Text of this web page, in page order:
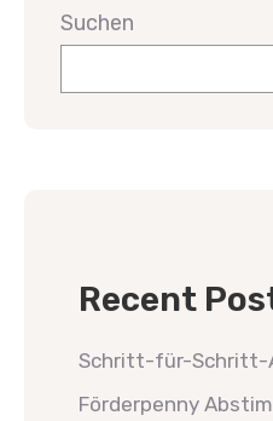
Suchen
Recent
Schritt-für-Schritt-
Förderpenny